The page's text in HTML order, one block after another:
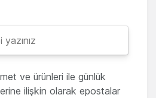
ve ürünleri ile günlük
ilişkin olarak epostalar